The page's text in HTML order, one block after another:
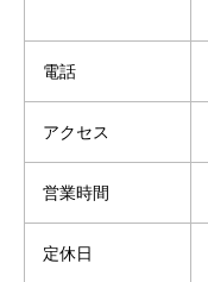
電話
アクセス
営業時間
定休日